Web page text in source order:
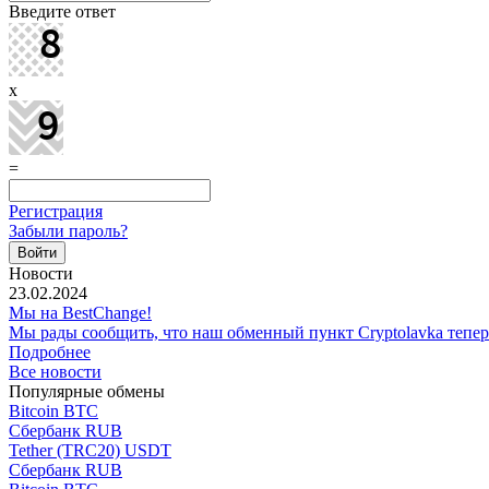
Введите ответ
x
=
Регистрация
Забыли пароль?
Новости
23.02.2024
Мы на BestChange!
Мы рады сообщить, что наш обменный пункт Cryptolavka
Подробнее
Все новости
Популярные обмены
Bitcoin BTC
Сбербанк RUB
Tether (TRC20) USDT
Сбербанк RUB